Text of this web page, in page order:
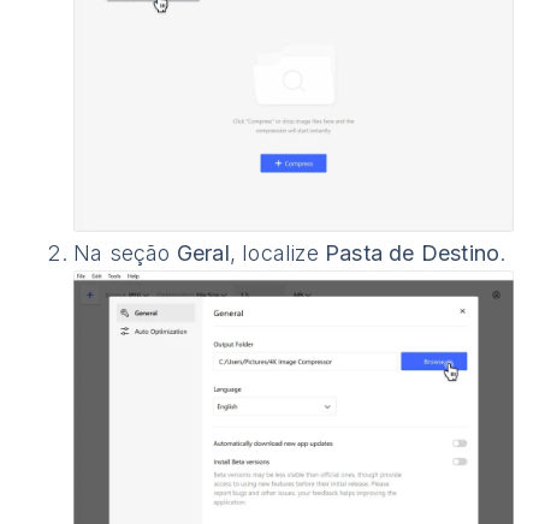
Na seção Geral, localize Pasta de Destino.